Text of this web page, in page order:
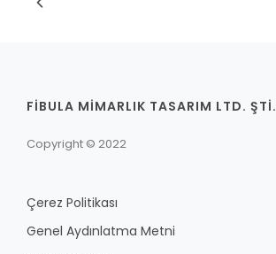
FİBULA MİMARLIK TASARIM LTD. ŞTİ.
Copyright © 2022
Çerez Politikası
Genel Aydınlatma Metni